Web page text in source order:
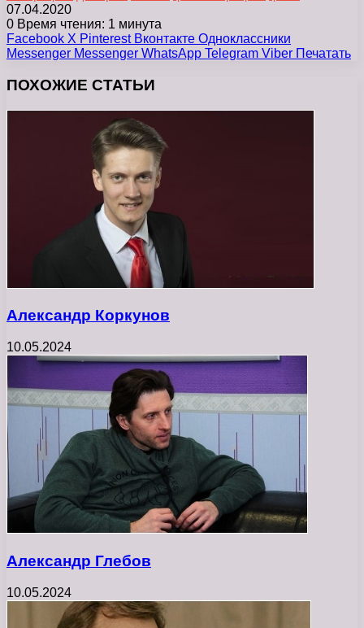
07.04.2020
0 Время чтения: 1 минута
Facebook X Pinterest Вконтакте Одноклассники
Messenger Messenger WhatsApp Telegram Viber Печатать
ПОХОЖИЕ СТАТЬИ
Александр Коркунов
10.05.2024
Александр Глебов
10.05.2024